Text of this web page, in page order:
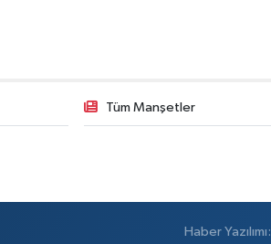
Tüm Manşetler
Haber Yazılımı: